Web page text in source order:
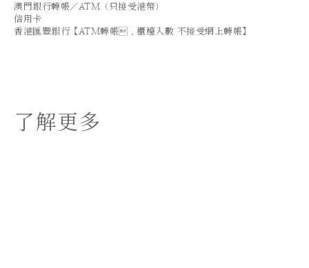
澳門銀行轉帳／ATM（只接受港幣）
信用卡
香港匯豐銀行【ATM轉帳．櫃檯入數 不接受網上轉帳】
了解更多